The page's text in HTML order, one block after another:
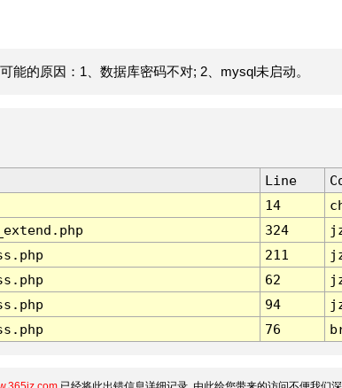
能的原因：1、数据库密码不对; 2、mysql未启动。
Line
14
324
211
62
94
76